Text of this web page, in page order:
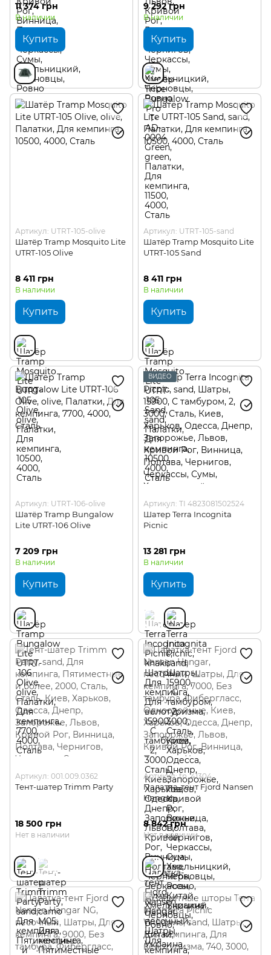
11 374 грн
В наличии
Купить
9 292 грн
В наличии
Купить
Артикул: UTRT-105-olive
Шатёр Tramp Mosquito Lite
UTRT-105 Olive
8 411 грн
В наличии
Купить
Артикул: UTRT-105-sand
Шатёр Tramp Mosquito Lite
UTRT-105 Sand
8 411 грн
В наличии
Купить
Артикул: UTRT-106-olive
Шатёр Tramp Bungalow
Lite UTRT-106 Olive
7 209 грн
В наличии
Купить
ВИДЕО
Артикул: TI 4823081502524
Шатер Terra Incognita
Picnic
13 281 грн
В наличии
Купить
Артикул: 001.009.0362
Тент-шатер Trimm Party
18 500 грн
Нет в наличии
Артикул: fn_41304
Палатка-тент Fjord Nansen
Hangar
8 842 грн
Нет в наличии